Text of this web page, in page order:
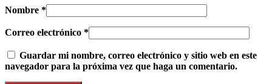
Nombre *
Correo electrónico *
Guardar mi nombre, correo electrónico y sitio web en este
navegador para la próxima vez que haga un comentario.